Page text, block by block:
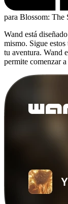
para Blossom: The
Wand está
mismo. Sigue estos
tu aventura. Wand
permite comenzar